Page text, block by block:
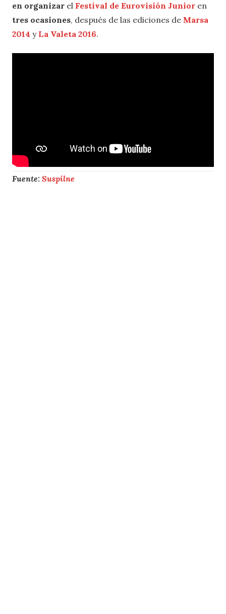
en organizar el Festival de Eurovisión Junior en
tres ocasiones, después de las ediciones de Marsa
2014 y La Valeta 2016.
Fuente: Suspilne